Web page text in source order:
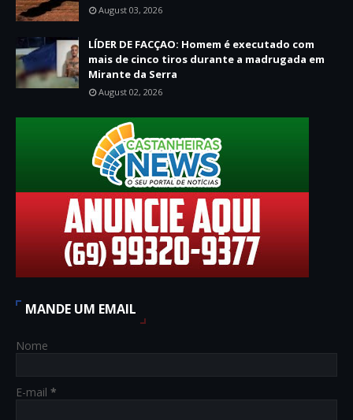
August 03, 2026
LÍDER DE FACÇAO: Homem é executado com
mais de cinco tiros durante a madrugada em
Mirante da Serra
August 02, 2026
MANDE UM EMAIL
Nome
E-mail *